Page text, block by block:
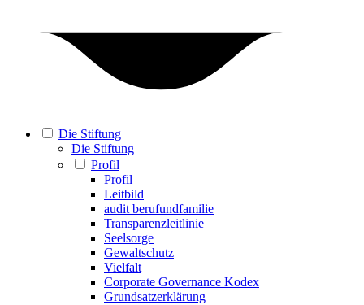
Die Stiftung
Die Stiftung
Profil
Profil
Leitbild
audit berufundfamilie
Transparenzleitlinie
Seelsorge
Gewaltschutz
Vielfalt
Corporate Governance Kodex
Grundsatzerklärung